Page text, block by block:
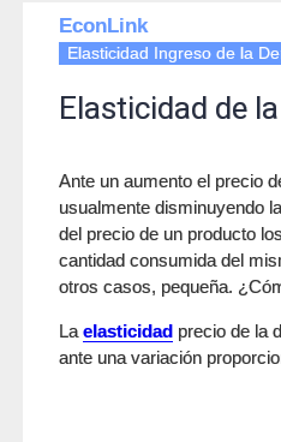
EconLink
Elasticidad Ingreso de la
Elasticidad de
Ante un aumento el precio
usualmente disminuyendo
del precio de un producto
cantidad consumida del
otros casos, pequeña.
La elasticidad precio de la
ante una variación